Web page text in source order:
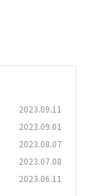
2023.09.11
2023.09.01
2023.08.07
2023.07.08
2023.06.11